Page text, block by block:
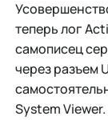
теперь лог
самописец
через разъем
System